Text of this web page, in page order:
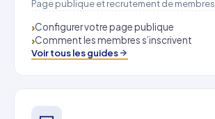
Page publique et recrutement de membres.
Configurer votre page publique
Comment les membres s’inscrivent
Voir tous les guides